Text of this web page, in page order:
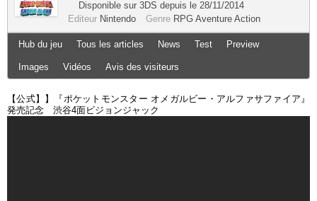
Disponible sur 3DS depuis le 28/11/2014
Editeur Nintendo Genre RPG Aventure Action
Hub du jeu Tous les articles News Test Preview
Images Vidéos Avis des visiteurs
【公式】】『ポケットモンスター オメガルビー・アルファサファイア』
発売記念 渋谷4面ビジョンジャック